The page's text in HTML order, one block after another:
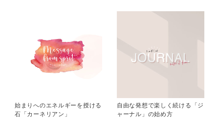
始まりへのエネルギーを授ける
石「カーネリアン」
自由な発想で楽しく続ける「ジ
ャーナル」の始め方